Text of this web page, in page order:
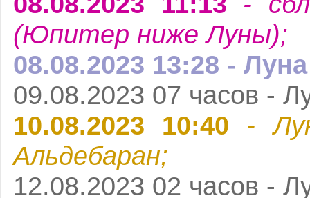
(Юпитер ниже Луны);
08.08.2023 13:28 -
09.08.2023 07 часов -
10.08.2023 10:40 -
Альдебаран;
12.08.2023 02 часов -